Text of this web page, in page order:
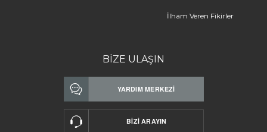
İlham Veren Fikirler
BİZE ULAŞIN